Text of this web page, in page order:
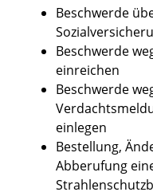
Beschwerde
Beschwerde
einreichen
Beschwerde
einlegen
Bestellung,
Abberufung